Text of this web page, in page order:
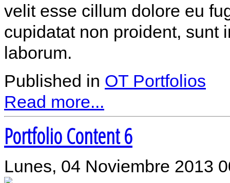
velit esse cillum dolore eu
cupidatat non proident, sunt
laborum.
Published in OT Portfolios
Read more...
Portfolio Content 6
Lunes, 04 Noviembre 2013